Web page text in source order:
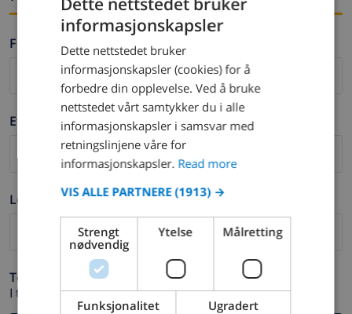
Fornavn *
Etternavn *
Logg ut *
Telefon *
I tilfelle din e-postadresse ikke fungerer.
SPANISH
GERMAN
CATALAN
NORWEGIAN
informasjonskapsler
Dette nettstedet bruker
informasjonskapsler (cookies) for å
forbedre din opplevelse. Ved å bruke
nettstedet vårt samtykker du i alle
informasjonskapsler i samsvar med
retningslinjene våre for
informasjonskapsler. Read more
VIS ALLE PARTNERE (1913) →
Strengt
nødvendig
Ytelse Målretting
Funksjonalitet Ugradert